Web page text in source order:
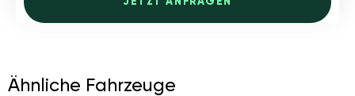
Ähnliche Fahrzeuge